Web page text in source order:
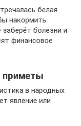
белая
накормить.
болезни и
финансовое
приметы
в народных
явление или